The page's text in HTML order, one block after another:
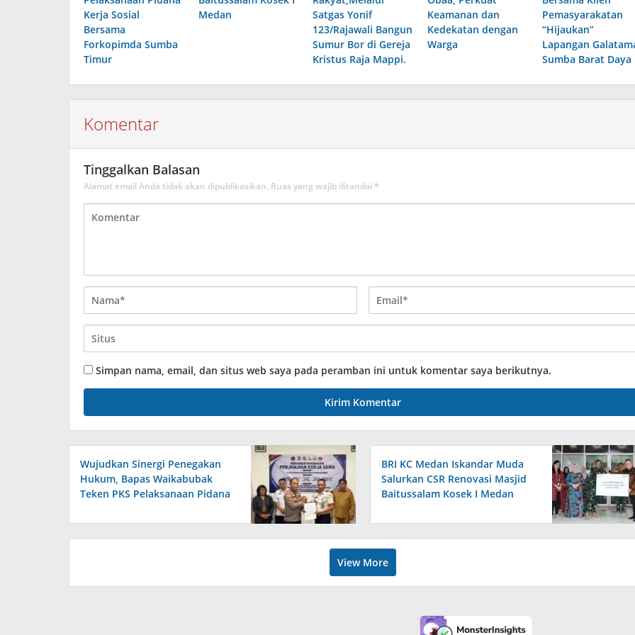
Kerja Sosial
Bersama
Forkopimda Sumba
Timur
Medan
Satgas Yonif
123/Rajawali Bangun
Sumur Bor di Gereja
Kristus Raja Mappi.
Keamanan dan
Kedekatan dengan
Warga
Pemasyarakatan
“Hijaukan”
Lapangan
Sumba Barat Daya
Komentar
Tinggalkan Balasan
Alamat email Anda tidak akan dipublikasikan. Ruas yang wajib ditandai *
Simpan nama, email, dan situs web saya pada peramban ini untuk komentar saya berikutnya.
Wujudkan Sinergi Penegakan
Hukum, Bapas Waikabubak
Teken PKS Pelaksanaan Pidana
Forkopimda Sumba Timur
BRI KC Medan Iskandar Muda
Salurkan CSR Renovasi Masjid
Baitussalam Kosek I Medan
View More